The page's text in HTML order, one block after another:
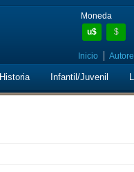
Moneda
u$
$
Inicio
Historia Infantil/Juvenil